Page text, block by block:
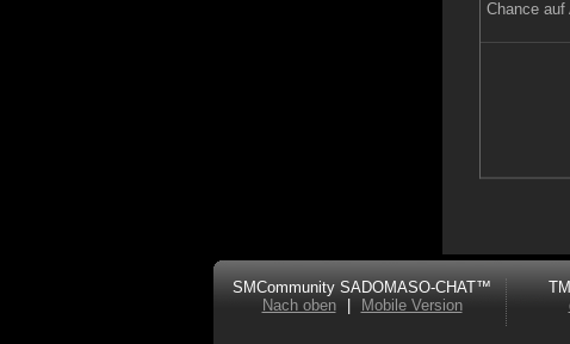
Chance auf
SMCommunity SADOMASO-CHAT™
Nach oben
Mobile Version